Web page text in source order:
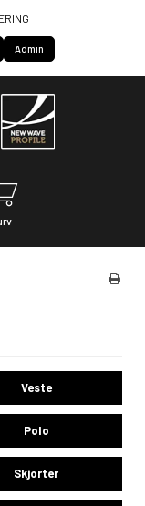
Admin
Veste
Polo
Skjorter